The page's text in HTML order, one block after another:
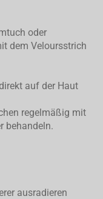
oder
dem Veloursstrich
auf der Haut
regelmäßig mit
behandeln.
ausradieren